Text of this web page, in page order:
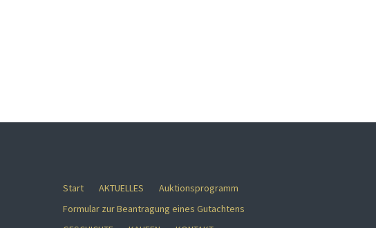
Start AKTUELLES
Auktionsprogramm
Formular zur Beantragung eines Gutachtens